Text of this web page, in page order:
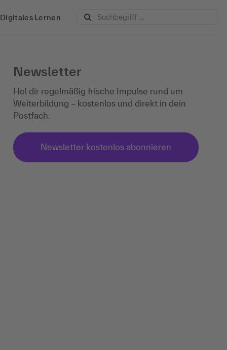
Digitales Lernen
Newsletter
Hol dir regelmäßig frische Impulse rund um
Weiterbildung – kostenlos und direkt in dein
Postfach.
Newsletter kostenlos abonnieren